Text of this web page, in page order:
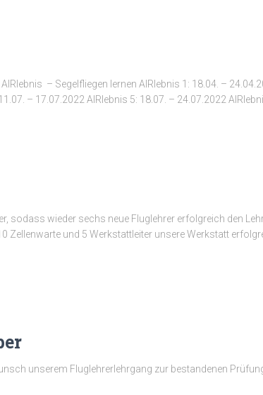
– Segelfliegen lernen AIRlebnis 1: 18.04. –
– 17.07.2022 AIRlebnis 5: 18.07. – 24.07.2022
sodass wieder sechs neue Fluglehrer erfolgreich den
Zellenwarte und 5 Werkstattleiter unsere Werkstatt
unserem Fluglehrerlehrgang zur bestandenen